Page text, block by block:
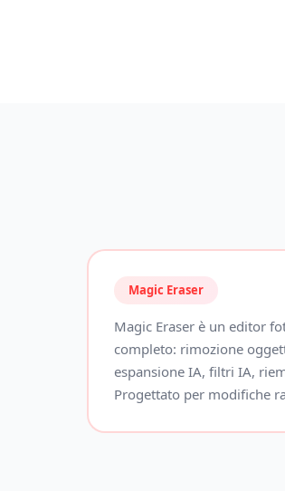
Magic Eraser
Magic Eraser è un editor
completo: rimozione
espansione IA, filtri IA,
Progettato per modifiche